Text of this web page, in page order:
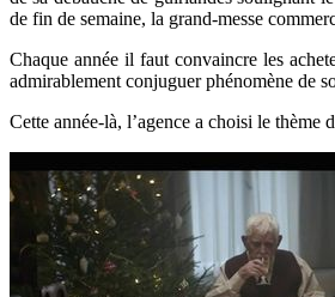
de fin de semaine, la grand-messe
Chaque année il faut convaincre les
admirablement conjuguer phénomène de
Cette année-là, l’agence a choisi le thème